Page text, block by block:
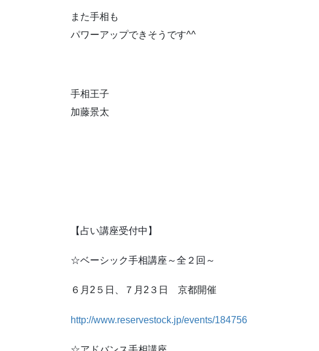
また手相も
パワーアップできそうです^^
手相王子
加藤景太
【占い講座受付中】
☆ベーシック手相講座～全２回～
６月2５日、７月2３日 京都開催
http://www.reservestock.jp/events/184756